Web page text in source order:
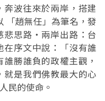
波往來於兩岸，搭建
「趙無任」為筆名，發
悲思路‧兩岸出路：台
序文中說：「沒有誰
勝誰負的政權主觀，
是我們佛教最大的心
民的使命。